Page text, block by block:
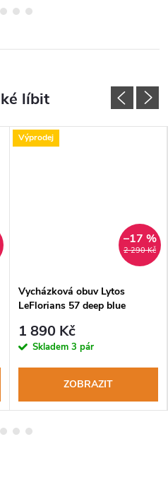
Výprodej
2 290 Kč
–17 %
Vycházková obuv Lytos
LeFlorians 57 deep blue
1 890 Kč
Skladem 3 pár
ZOBRAZIT